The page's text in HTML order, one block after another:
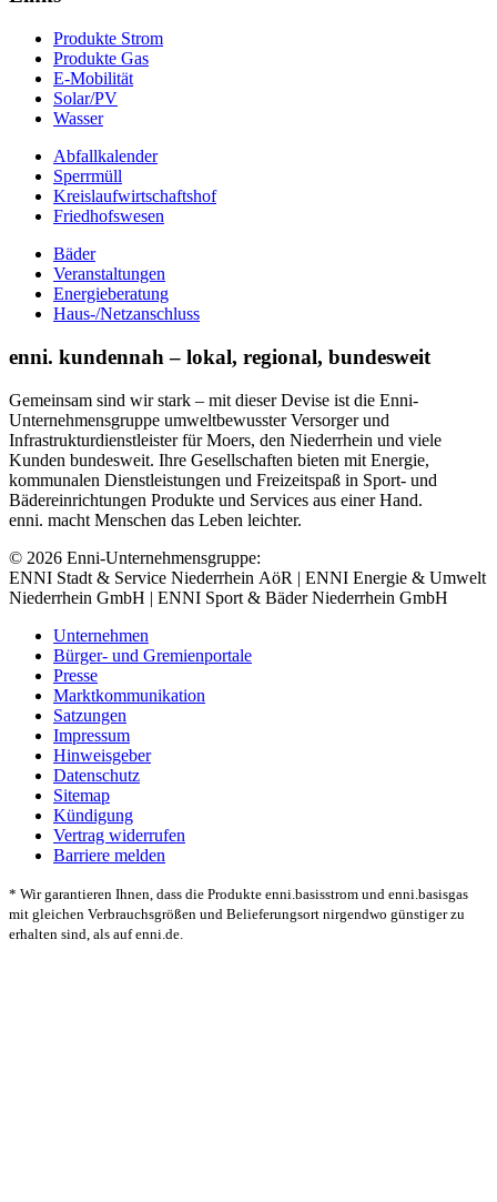
Produkte Strom
Produkte Gas
E-Mobilität
Solar/PV
Wasser
Abfallkalender
Sperrmüll
Kreislaufwirtschaftshof
Friedhofswesen
Bäder
Veranstaltungen
Energieberatung
Haus-/Netzanschluss
enni. kundennah – lokal, regional, bundesweit
Gemeinsam sind wir stark – mit dieser Devise ist die Enni-
Unternehmensgruppe umweltbewusster Versorger und
Infrastrukturdienstleister für Moers, den Niederrhein und viele
Kunden bundesweit. Ihre Gesellschaften bieten mit Energie,
kommunalen Dienstleistungen und Freizeitspaß in Sport- und
Bädereinrichtungen Produkte und Services aus einer Hand.
enni. macht Menschen das Leben leichter.
© 2026 Enni-Unternehmensgruppe:
ENNI Stadt & Service Niederrhein AöR | ENNI Energie & Umwelt
Niederrhein GmbH | ENNI Sport & Bäder Niederrhein GmbH
Unternehmen
Bürger- und Gremienportale
Presse
Marktkommunikation
Satzungen
Impressum
Hinweisgeber
Datenschutz
Sitemap
Kündigung
Vertrag widerrufen
Barriere melden
* Wir garantieren Ihnen, dass die Produkte enni.basisstrom und enni.basisgas
mit gleichen Verbrauchsgrößen und Belieferungsort nirgendwo günstiger zu
erhalten sind, als auf enni.de.